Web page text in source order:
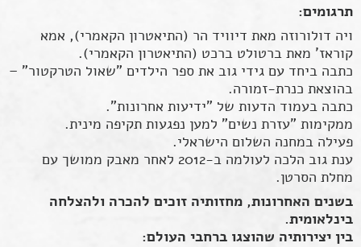
תרגומים:
ויה דולורוזה מאת דיוויד הר (התיאטרון הקאמרי), אמא
קוראז' מאת ברטולט ברכט (התיאטרון הקאמרי).
כתבה ביחד עם גידי גוב את ספר הילדים "שאול הטרקטור" –
בהוצאת כנרת-זמורה.
כתבה בעמוד הדעות של "ידיעות אחרונות".
ממקימות "עזרת נשים" למען נפגעות תקיפה מינית.
פעילה במחנה השלום הישראלי.
ענת גוב הלכה לעולמה ב-2012 לאחר מאבק ממושך עם
מחלת הסרטן.
בשנים האחרונות, מחזותיה זוכים להכרה ולהצלחה
בינלאומית.
בין יצירותיה שהוצגו ברחבי העולם: